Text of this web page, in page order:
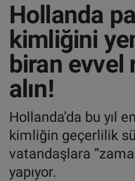
Hollanda
kimliğini
biran evvel
alın!
Hollanda’da bu yıl
kimliğin geçerlilik
vatandaşlara
yapıyor.
ALMANYA
FRANSA
AVUSTURYA
SAĞLIK - YAŞAM
BİLİM-TEKNOLOJİ
ALMANYA
TÜRKİYE
DÜNYA
BİLİM-
SAĞLIK
Trafik Durumu
Süper Lig Puan
Tüm Manşetler
Son Dakika
Haber Arşivi